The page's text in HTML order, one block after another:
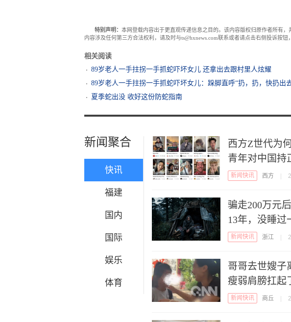
特别声明： 本网登载内容出于更直观传递信息之目的。该内容版权归原作者所有
内容涉及任何第三方合法权利，请及时与ts@hxnews.com联系或者请点击右侧投诉按钮
相关阅读
89岁老人一手拄拐一手抓蛇吓坏女儿 还拿出去跟村里人炫耀
89岁老人一手拄拐一手抓蛇吓坏女儿：跺脚直呼“扔，扔，快扔出
夏季蛇出没 收好这份防蛇指南
新闻聚合
快讯
福建
国内
国际
娱乐
体育
西方Z世代为
青年对中国持
新闻快讯 西方 |
骗走200万元
13年，没睡过
新闻快讯 浙江 |
哥哥去世嫂子
瘦弱肩膀扛起
新闻快讯 商丘 |